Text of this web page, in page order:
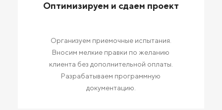
Оптимизируем и сдаем проект
Организуем приемочные испытания.
Вносим мелкие правки по желанию
клиента без дополнительной оплаты.
Разрабатываем программную
документацию.